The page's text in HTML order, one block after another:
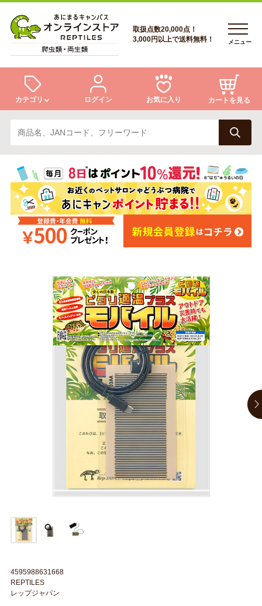
会員登録
あにまるキャンパスについて
アフターサービス
お買い物ガイド
お問い合わせ
取扱点数20,000点！
3,000円以上で送料無料！
メニュー
カテゴリ
トカゲ ヘビ
カメ 両生類
ログイン お気に入り カートを見る
あにまるキャンパスについて
アフターサービス
商品リクエスト
お問い合わせ
4595988631668
REPTILES
レップジャパン